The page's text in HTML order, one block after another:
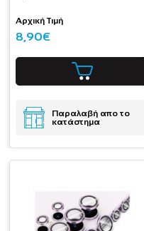
Αρχική Τιμή
8,90€
Παραλαβή απο το
κατάστημα